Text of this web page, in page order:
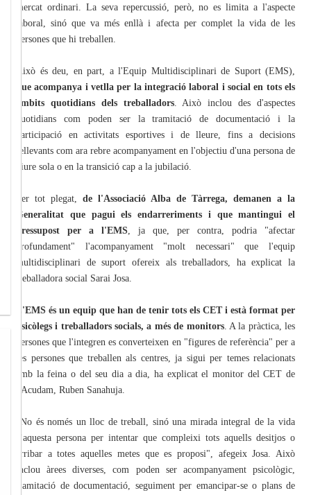
mercat ordinari. La seva repercussió, però, no es limita a l'aspecte
laboral, sinó que va més enllà i afecta per complet la vida de les
persones que hi treballen.
Això és deu, en part, a l'Equip Multidisciplinari de Suport (EMS),
que acompanya i vetlla per la integració laboral i social en tots els
àmbits quotidians dels treballadors. Això inclou des d'aspectes
quotidians com poden ser la tramitació de documentació i la
participació en activitats esportives i de lleure, fins a decisions
rellevants com ara rebre acompanyament en l'objectiu d'una persona de
viure sola o en la transició cap a la jubilació.
Per tot plegat, de l'Associació Alba de Tàrrega, demanen a la
Generalitat que pagui els endarreriments i que mantingui el
pressupost per a l'EMS , ja que, per contra, podria "afectar
profundament" l'acompanyament "molt necessari" que l'equip
multidisciplinari de suport ofereix als treballadors, ha explicat la
treballadora social Sarai Josa.
L'EMS és un equip que han de tenir tots els CET i està format per
psicòlegs i treballadors socials, a més de monitors. A la pràctica, les
persones que l'integren es converteixen en "figures de referència" per a
les persones que treballen als centres, ja sigui per temes relacionats
amb la feina o del seu dia a dia, ha explicat el monitor del CET de
l'Acudam, Ruben Sanahuja.
"No és només un lloc de treball, sinó una mirada integral de la vida
d'aquesta persona per intentar que compleixi tots aquells desitjos o
arribar a totes aquelles metes que es proposi", afegeix Josa. Això
inclou àrees diverses, com poden ser acompanyament psicològic,
tramitació de documentació, seguiment per emancipar-se o plans de